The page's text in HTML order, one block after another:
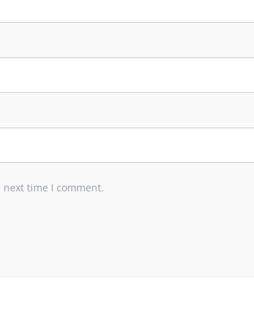
time I comment.